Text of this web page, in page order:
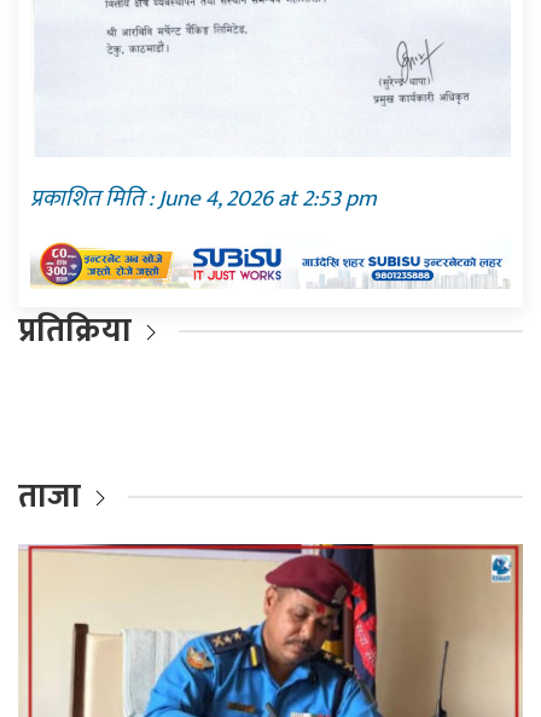
प्रकाशित मिति : June 4, 2026 at 2:53 pm
प्रतिक्रिया
ताजा